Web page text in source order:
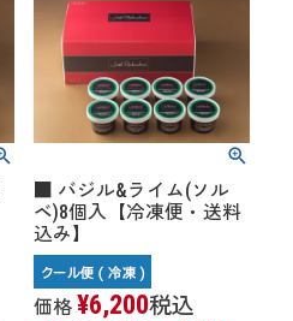
■ バジル&ライム(ソル
ベ)8個入【冷凍便・送料
込み】
価格 ¥6,200税込